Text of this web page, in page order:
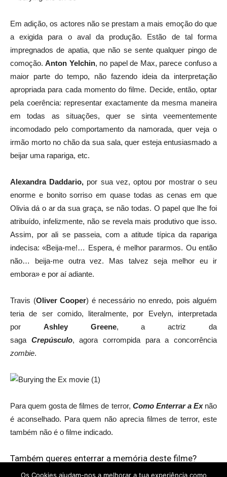
Em adição, os actores não se prestam a mais emoção do que
a exigida para o aval da produção. Estão de tal forma
impregnados de apatia, que não se sente qualquer pingo de
comoção.Anton Yelchin, no papel de Max, parece confuso a
maior parte do tempo, não fazendo ideia da interpretação
apropriada para cada momento do filme. Decide, então, optar
pela coerência: representar exactamente da mesma maneira
em todas as situações, quer se sinta veementemente
incomodado pelo comportamento da namorada, quer veja o
irmão morto no chão da sua sala, quer esteja entusiasmado a
beijar uma rapariga, etc.
Alexandra Daddario, por sua vez, optou por mostrar o seu
enorme e bonito sorriso em quase todas as cenas em que
Olivia dá o ar da sua graça, se não todas. O papel que lhe foi
atribuído, infelizmente, não se revela mais produtivo que isso.
Assim, por ali se passeia, com a atitude típica da rapariga
indecisa: «Beija-me!… Espera, é melhor pararmos. Ou então
não… beija-me outra vez. Mas talvez seja melhor eu ir
embora» e por aí adiante.
Travis (Oliver Cooper) é necessário no enredo, pois alguém
teria de ser comido, literalmente, por Evelyn, interpretada
por Ashley Greene, a actriz da
saga Crepúsculo, agora corrompida para a concorrência
zombie.
Para quem gosta de filmes de terror, Como Enterrar a Exnão
é aconselhado. Para quem não aprecia filmes de terror, este
também não é o filme indicado.
Também queres enterrar a memória deste filme?
Os Cookies ajudam-nos a melhorar a tua experiência como